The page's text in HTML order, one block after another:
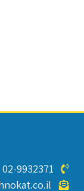
02-9932371